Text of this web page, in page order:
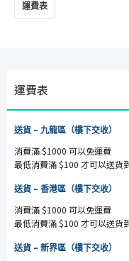
運費表
運費表
送貨 - 九龍區（樓下交收）
消費滿 $1000 可以免運費
最低消費滿 $100 才可以送貨
送貨 - 香港區（樓下交收）
消費滿 $1000 可以免運費
最低消費滿 $100 才可以送貨
送貨 - 新界區（樓下交收）